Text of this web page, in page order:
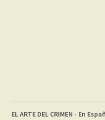
EL ARTE DEL CRIMEN - En